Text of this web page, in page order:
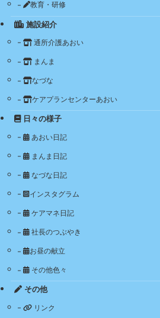
教育・研修
施設紹介
通所介護あおい
まんま
なづな
ケアプランセンターあおい
日々の様子
あおい日記
まんま日記
なづな日記
インスタグラム
ケアマネ日記
社長のつぶやき
お昼の献立
その他色々
その他
リンク